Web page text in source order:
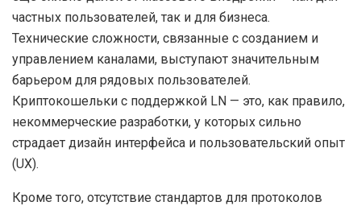
частных пользователей, так и для бизнеса.
Технические сложности, связанные с созданием и
управлением каналами, выступают значительным
барьером для рядовых пользователей.
Криптокошельки с поддержкой LN — это, как правило,
некоммерческие разработки, у которых сильно
страдает дизайн интерфейса и пользовательский опыт
(UX).
Кроме того, отсутствие стандартов для протоколов